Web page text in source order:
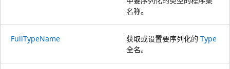
名称。
FullTypeName 获取或设置要序列化的 Type
全名。